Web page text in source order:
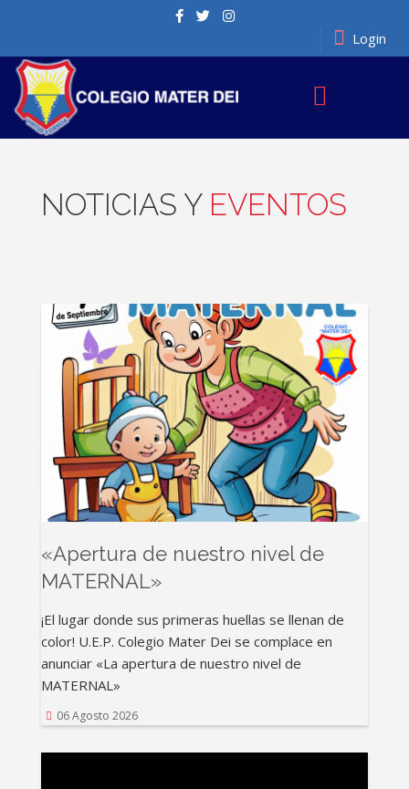
Login
NOTICIAS Y EVENTOS
Rating:
«Apertura de nuestro nivel de
MATERNAL»
¡El lugar donde sus primeras huellas se llenan de
color! U.E.P. Colegio Mater Dei se complace en
anunciar «La apertura de nuestro nivel de
MATERNAL»
06 Agosto 2026